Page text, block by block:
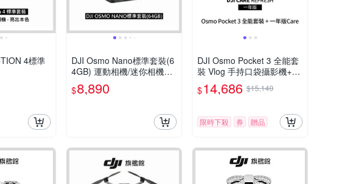
4標準
DJI Osmo Nano標準套裝(6
4GB) 運動相機/迷你相機｜
續航200分鐘｜自帶卡槽
$8,890
DJI Osmo Pocket 3 全能套
裝 Vlog 手持口袋攝影機+DJ
I Care 一年版 (公司貨)
$14,686 $15,140
限時下殺 券 贈品